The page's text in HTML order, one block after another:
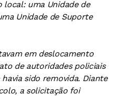
local: uma Unidade de
Unidade de Suporte
em deslocamento
de autoridades policiais
sido removida. Diante
a solicitação foi